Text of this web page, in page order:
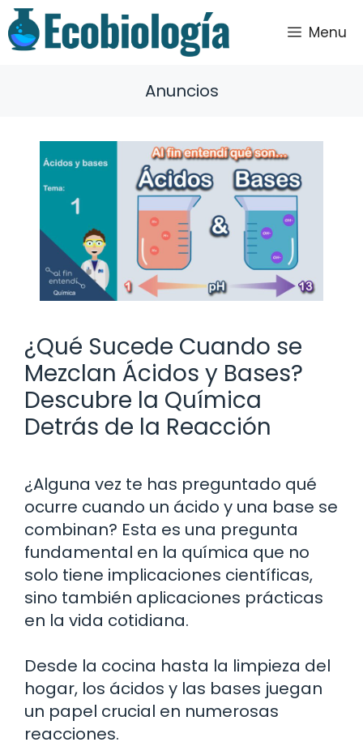
Saltar
al
contenido
Menu
Anuncios
¿Qué Sucede Cuando se
Mezclan Ácidos y Bases?
Descubre la Química
Detrás de la Reacción
¿Alguna vez te has preguntado qué
ocurre cuando un ácido y una base se
combinan? Esta es una pregunta
fundamental en la química que no
solo tiene implicaciones científicas,
sino también aplicaciones prácticas
en la vida cotidiana.
Desde la cocina hasta la limpieza del
hogar, los ácidos y las bases juegan
un papel crucial en numerosas
reacciones.